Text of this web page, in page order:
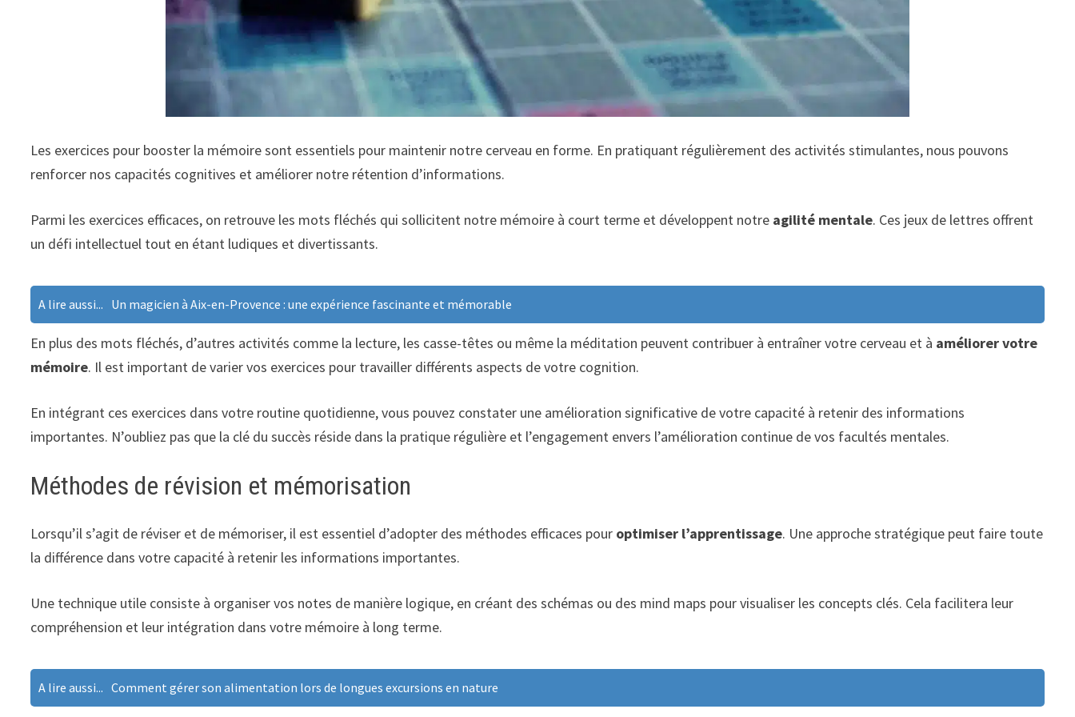
Les exercices pour booster la mémoire sont essentiels pour maintenir notre cerveau en forme. En pratiquant régulièrement des activités stimulantes, nous pouvons
renforcer nos capacités cognitives et améliorer notre rétention d’informations.
Parmi les exercices efficaces, on retrouve les mots fléchés qui sollicitent notre mémoire à court terme et développent notre agilité mentale. Ces jeux de lettres offrent
un défi intellectuel tout en étant ludiques et divertissants.
A lire aussi... Un magicien à Aix-en-Provence : une expérience fascinante et mémorable
En plus des mots fléchés, d’autres activités comme la lecture, les casse-têtes ou même la méditation peuvent contribuer à entraîner votre cerveau et à améliorer votre
mémoire. Il est important de varier vos exercices pour travailler différents aspects de votre cognition.
En intégrant ces exercices dans votre routine quotidienne, vous pouvez constater une amélioration significative de votre capacité à retenir des informations
importantes. N’oubliez pas que la clé du succès réside dans la pratique régulière et l’engagement envers l’amélioration continue de vos facultés mentales.
Méthodes de révision et mémorisation
Lorsqu’il s’agit de réviser et de mémoriser, il est essentiel d’adopter des méthodes efficaces pour optimiser l’apprentissage. Une approche stratégique peut faire toute
la différence dans votre capacité à retenir les informations importantes.
Une technique utile consiste à organiser vos notes de manière logique, en créant des schémas ou des mind maps pour visualiser les concepts clés. Cela facilitera leur
compréhension et leur intégration dans votre mémoire à long terme.
A lire aussi... Comment gérer son alimentation lors de longues excursions en nature